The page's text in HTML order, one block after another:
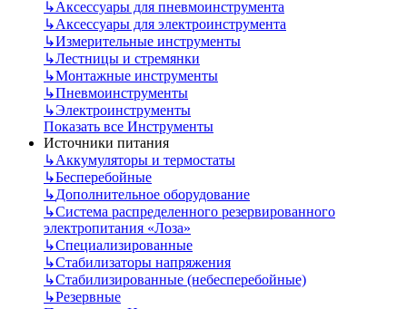
↳Аксессуары для пневмоинструмента
↳Аксессуары для электроинструмента
↳Измерительные инструменты
↳Лестницы и стремянки
↳Монтажные инструменты
↳Пневмоинструменты
↳Электроинструменты
Показать все Инструменты
Источники питания
↳Аккумуляторы и термостаты
↳Бесперебойные
↳Дополнительное оборудование
↳Система распределенного резервированного
электропитания «Лоза»
↳Специализированные
↳Стабилизаторы напряжения
↳Стабилизированные (небесперебойные)
↳Резервные